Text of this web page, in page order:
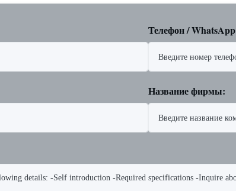
Телефон / WhatsApp
Название фирмы: